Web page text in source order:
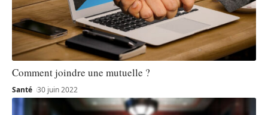
Comment joindre une mutuelle ?
Santé 30 juin 2022